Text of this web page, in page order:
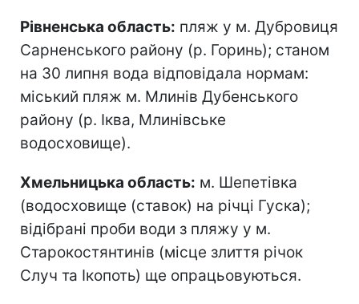
Рівненська область: пляж у м. Дубровиця
Сарненського району (р. Горинь); станом
на 30 липня вода відповідала нормам:
міський пляж м. Млинів Дубенського
району (р. Іква, Млинівське
водосховище).
Хмельницька область: м. Шепетівка
(водосховище (ставок) на річці Гуска);
відібрані проби води з пляжу у м.
Старокостянтинів (місце злиття річок
Случ та Ікопоть) ще опрацьовуються.